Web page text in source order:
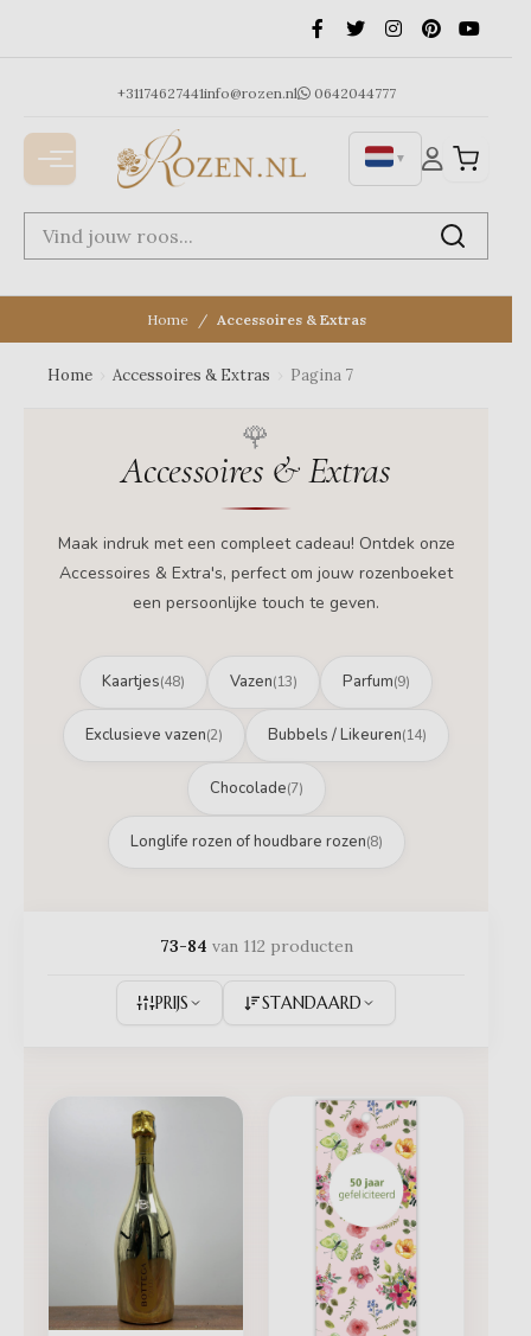
+31174627441info@rozen.nl 0642044777
▼
Home Accessoires & Extras
Home Accessoires & Extras Pagina 7
Accessoires & Extras
Maak indruk met een compleet cadeau! Ontdek onze
Accessoires & Extra's, perfect om jouw rozenboeket
een persoonlijke touch te geven.
Kaartjes(48) Vazen(13) Parfum(9)
Exclusieve vazen(2) Bubbels / Likeuren(14)
Chocolade(7)
Longlife rozen of houdbare rozen(8)
73-84 van 112 producten
PRIJS STANDAARD